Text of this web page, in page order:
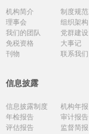
机构简介
制度规范
理事会
组织架构
我们的团队
党群建设
免税资格
大事记
刊物
联系我们
信息披露
信息披露制度
机构年报
年检报告
审计报告
评估报告
监督简报